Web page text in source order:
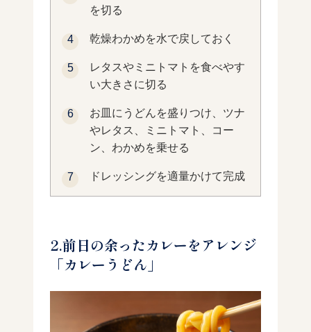
を切る
乾燥わかめを水で戻しておく
レタスやミニトマトを食べやす
い大きさに切る
お皿にうどんを盛りつけ、ツナ
やレタス、ミニトマト、コー
ン、わかめを乗せる
ドレッシングを適量かけて完成
2.前日の余ったカレーをアレンジ
「カレーうどん」